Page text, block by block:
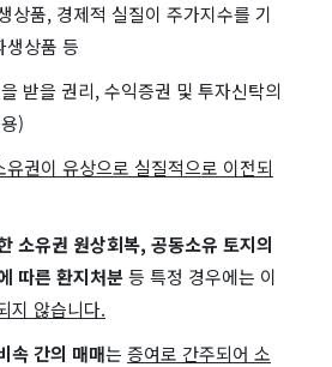
상품, 경제적 실질이 주가지수를 기
생상품 등
받을 권리, 수익증권 및 투자신탁의
)
유권이 유상으로 실질적으로 이전되
소유권 원상회복, 공동소유 토지의
따른 환지처분등 특정 경우에는 이
지 않습니다.
속 간의 매매는 증여로 간주되어 소